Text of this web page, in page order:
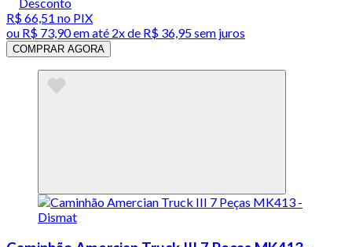
R$ 66,51 no PIX
ou R$ 73,90em até 2x de R$ 36,95 sem juros
COMPRAR AGORA